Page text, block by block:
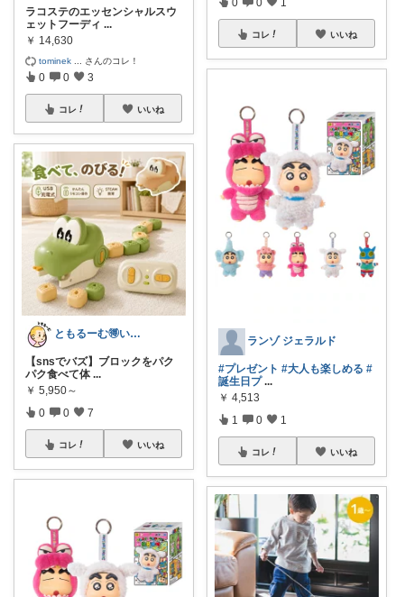
ラコステのエッセンシャルスウ
ェットフーディ ...
￥ 14,630
tominek さんのコレ！
0 0 3
コレ いいね
ともるーむ🉐いいものみっけ‼️
【snsでバズ】ブロックをパク
パク食べて体 ...
￥ 5,950～
0 0 7
コレ いいね
コレ いいね
ランゾ ジェラルド
#プレゼント #大人も楽しめる #
誕生日プ ...
￥ 4,513
1 0 1
コレ いいね